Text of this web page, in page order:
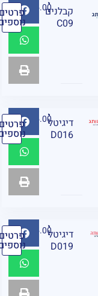
קבלנים
C09
₪ 95.00 פרטים
נוספים
דיגיטל
D016
₪ 95.00 פרטים
נוספים
דיגיטל
D019
₪ 95.00 פרטים
נוספים